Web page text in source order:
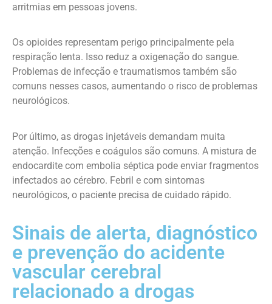
arritmias em pessoas jovens.
Os opioides representam perigo principalmente pela
respiração lenta. Isso reduz a oxigenação do sangue.
Problemas de infecção e traumatismos também são
comuns nesses casos, aumentando o risco de problemas
neurológicos.
Por último, as drogas injetáveis demandam muita
atenção. Infecções e coágulos são comuns. A mistura de
endocardite com embolia séptica pode enviar fragmentos
infectados ao cérebro. Febril e com sintomas
neurológicos, o paciente precisa de cuidado rápido.
Sinais de alerta, diagnóstico
e prevenção do acidente
vascular cerebral
relacionado a drogas